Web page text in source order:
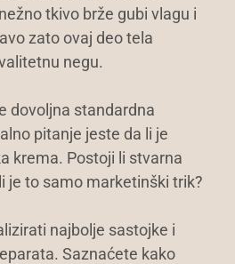
tkivo brže gubi vlagu i
zato ovaj deo tela
negu.
dovoljna standardna
pitanje jeste da li je
krema. Postoji li stvarna
je to samo marketinški trik?
najbolje sastojke i
Saznaćete kako